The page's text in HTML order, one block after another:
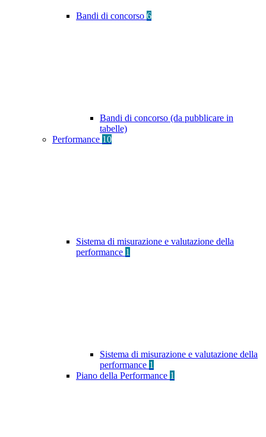
Bandi di concorso 6
Bandi di concorso (da pubblicare in
tabelle)
Performance 10
Sistema di misurazione e valutazione della
performance 1
Sistema di misurazione e valutazione della
performance 1
Piano della Performance 1